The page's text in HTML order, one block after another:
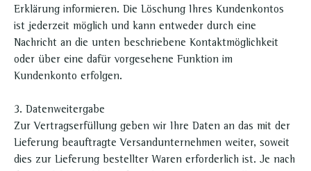
Erklärung informieren. Die Löschung Ihres Kundenkontos
ist jederzeit möglich und kann entweder durch eine
Nachricht an die unten beschriebene Kontaktmöglichkeit
oder über eine dafür vorgesehene Funktion im
Kundenkonto erfolgen.
3. Datenweitergabe
Zur Vertragserfüllung geben wir Ihre Daten an das mit der
Lieferung beauftragte Versandunternehmen weiter, soweit
dies zur Lieferung bestellter Waren erforderlich ist. Je nach